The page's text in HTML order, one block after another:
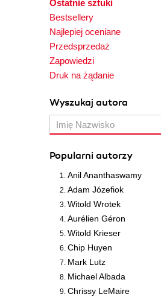
Ostatnie sztuki
Bestsellery
Najlepiej oceniane
Przedsprzedaż
Zapowiedzi
Druk na żądanie
Wyszukaj autora
Popularni autorzy
Anil Ananthaswamy
Adam Józefiok
Witold Wrotek
Aurélien Géron
Witold Krieser
Chip Huyen
Mark Lutz
Michael Albada
Chrissy LeMaire